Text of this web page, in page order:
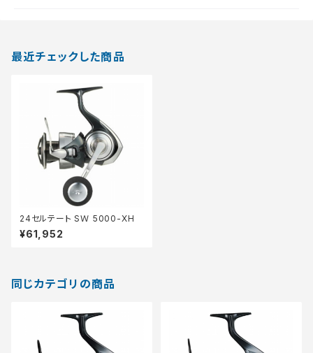
最近チェックした商品
24セルテート SＷ 5000-XH
¥61,952
同じカテゴリの商品